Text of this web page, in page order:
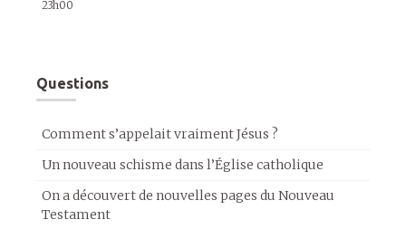
23h00
Questions
Comment s’appelait vraiment Jésus ?
Un nouveau schisme dans l’Église catholique
On a découvert de nouvelles pages du Nouveau
Testament